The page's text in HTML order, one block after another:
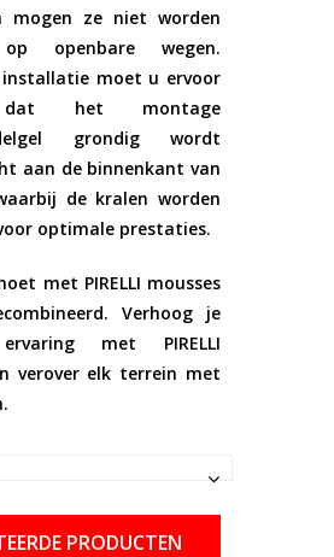
mogen ze niet worden
openbare wegen.
installatie moet u ervoor
dat het montage
grondig wordt
aan de binnenkant van
de kralen worden
optimale prestaties.
met PIRELLI mousses
Verhoog je
met PIRELLI
verover elk terrein met
PRODUCTEN